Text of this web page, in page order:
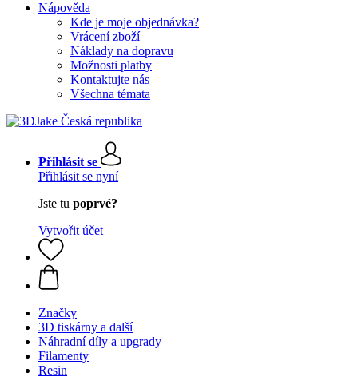
Nápověda
Kde je moje objednávka?
Vrácení zboží
Náklady na dopravu
Možnosti platby
Kontaktujte nás
Všechna témata
Přihlásit se
Přihlásit se nyní
Jste tu poprvé?
Vytvořit účet
Značky
3D tiskárny a další
Náhradní díly a upgrady
Filamenty
Resin